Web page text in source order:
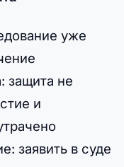
уже
защита не
и
заявить в суде